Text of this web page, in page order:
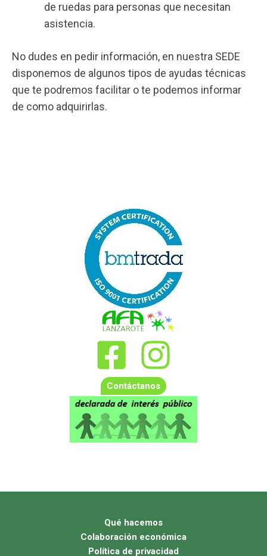
de ruedas para personas que necesitan
asistencia.
No dudes en pedir información, en nuestra SEDE
disponemos de algunos tipos de ayudas técnicas
que te podremos facilitar o te podemos informar
de como adquirirlas.
Contáctanos
Qué hacemos
Colaboración económica
Política de privacidad